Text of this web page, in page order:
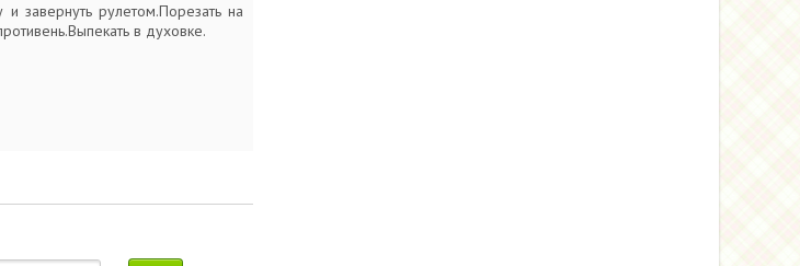
и завернуть рулетом.Порезать на
в духовке.